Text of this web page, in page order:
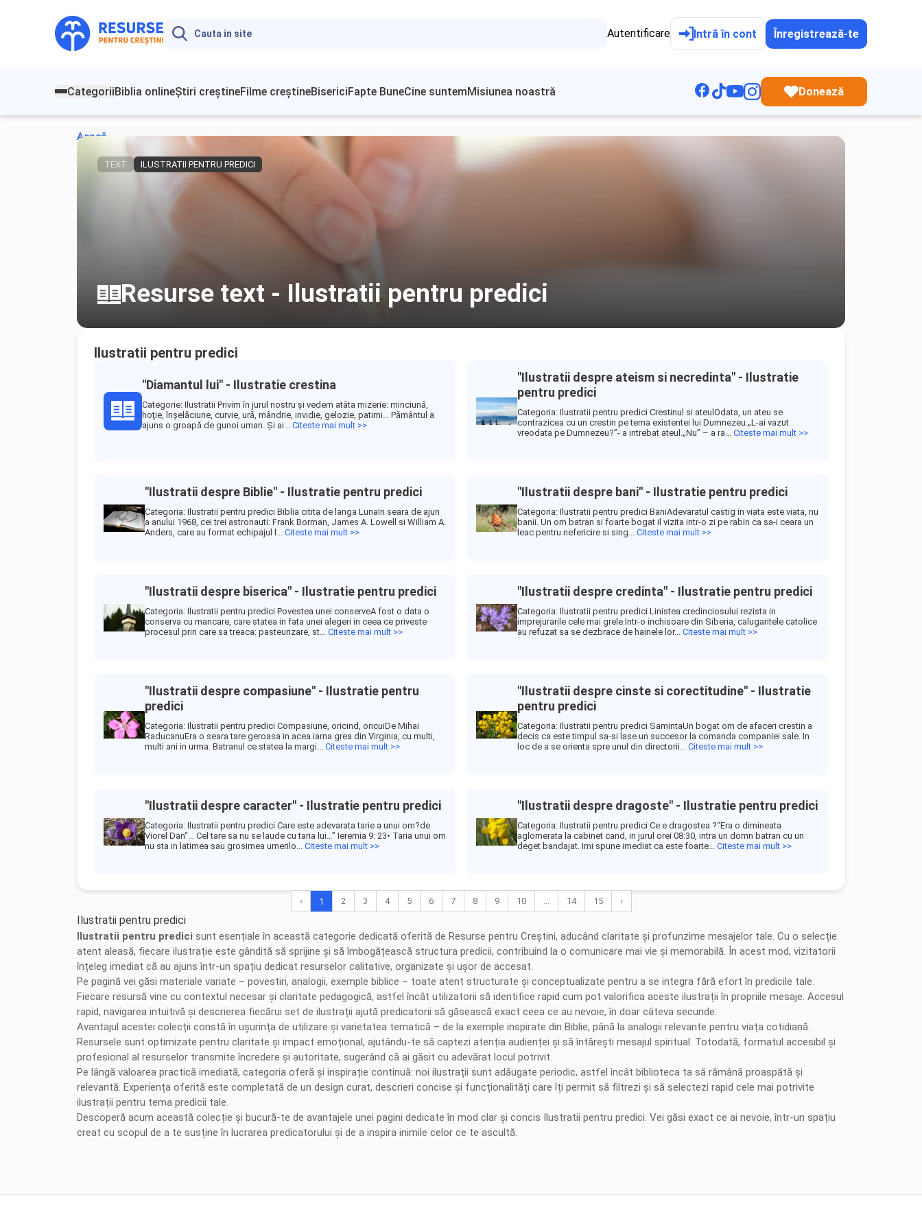
Autentificare Intră în cont Înregistrează-te
CategoriiBiblia onlineȘtiri creștineFilme creștineBisericiFapte BuneCine suntemMisiunea noastră Donează
Acasă
TEXT ILUSTRATII PENTRU PREDICI
Resurse text - Ilustratii pentru predici
Ilustratii pentru predici
"Diamantul lui" - Ilustratie crestina
Categorie: Ilustratii Privim în jurul nostru şi vedem atâta mizerie: minciună,
hoţie, înşelăciune, curvie, ură, mândrie, invidie, gelozie, patimi... Pământul a
ajuns o groapă de gunoi uman. Şi ai... Citeste mai mult >>
"Ilustratii despre ateism si necredinta" - Ilustratie
pentru predici
Categoria: Ilustratii pentru predici Crestinul si ateulOdata, un ateu se
contrazicea cu un crestin pe tema existentei lui Dumnezeu.„L-ai vazut
vreodata pe Dumnezeu?”- a intrebat ateul.„Nu” – a ra... Citeste mai mult >>
"Ilustratii despre Biblie" - Ilustratie pentru predici
Categoria: Ilustratii pentru predici Biblia citita de langa LunaIn seara de ajun
a anului 1968, cei trei astronauti: Frank Borman, James A. Lowell si William A.
Anders, care au format echipajul l... Citeste mai mult >>
"Ilustratii despre bani" - Ilustratie pentru predici
Categoria: Ilustratii pentru predici BaniAdevaratul castig in viata este viata, nu
banii. Un om batran si foarte bogat il vizita intr-o zi pe rabin ca sa-i ceara un
leac pentru nefericire si sing... Citeste mai mult >>
"Ilustratii despre biserica" - Ilustratie pentru predici
Categoria: Ilustratii pentru predici Povestea unei conserveA fost o data o
conserva cu mancare, care statea in fata unei alegeri in ceea ce priveste
procesul prin care sa treaca: pasteurizare, st... Citeste mai mult >>
"Ilustratii despre credinta" - Ilustratie pentru predici
Categoria: Ilustratii pentru predici Linistea credinciosului rezista in
imprejurarile cele mai grele.Intr-o inchisoare din Siberia, calugaritele catolice
au refuzat sa se dezbrace de hainele lor... Citeste mai mult >>
"Ilustratii despre compasiune" - Ilustratie pentru
predici
Categoria: Ilustratii pentru predici Compasiune, oricind, oricuiDe Mihai
RaducanuEra o seara tare geroasa in acea iarna grea din Virginia, cu multi,
multi ani in urma. Batranul ce statea la margi... Citeste mai mult >>
"Ilustratii despre cinste si corectitudine" - Ilustratie
pentru predici
Categoria: Ilustratii pentru predici SamintaUn bogat om de afaceri crestin a
decis ca este timpul sa-si lase un succesor la comanda companiei sale. In
loc de a se orienta spre unul din directorii... Citeste mai mult >>
"Ilustratii despre caracter" - Ilustratie pentru predici
Categoria: Ilustratii pentru predici Care este adevarata tarie a unui om?de
Viorel Dan“… Cel tare sa nu se laude cu taria lui…” Ieremia 9: 23• Taria unui om
nu sta in latimea sau grosimea umerilo... Citeste mai mult >>
"Ilustratii despre dragoste" - Ilustratie pentru predici
Categoria: Ilustratii pentru predici Ce e dragostea ?“Era o dimineata
aglomerata la cabinet cand, in jurul orei 08:30, intra un domn batran cu un
deget bandajat. Imi spune imediat ca este foarte... Citeste mai mult >>
‹ 1 2 3 4 5 6 7 8 9 10 ... 14 15 ›
Ilustratii pentru predici
Ilustratii pentru predici sunt esențiale în această categorie dedicată oferită de Resurse pentru Creștini, aducând claritate și profunzime mesajelor tale. Cu o selecție
atent aleasă, fiecare ilustrație este gândită să sprijine și să îmbogățească structura predicii, contribuind la o comunicare mai vie și memorabilă. În acest mod, vizitatorii
înțeleg imediat că au ajuns într-un spațiu dedicat resurselor calitative, organizate și ușor de accesat.
Pe pagină vei găsi materiale variate – povestiri, analogii, exemple biblice – toate atent structurate și conceptualizate pentru a se integra fără efort în predicile tale.
Fiecare resursă vine cu contextul necesar și claritate pedagogică, astfel încât utilizatorii să identifice rapid cum pot valorifica aceste ilustrații în propriile mesaje. Accesul
rapid, navigarea intuitivă și descrierea fiecărui set de ilustrații ajută predicatorii să găsească exact ceea ce au nevoie, în doar câteva secunde.
Avantajul acestei colecții constă în ușurința de utilizare și varietatea tematică – de la exemple inspirate din Biblie, până la analogii relevante pentru viața cotidiană.
Resursele sunt optimizate pentru claritate și impact emoțional, ajutându-te să captezi atenția audienței și să întărești mesajul spiritual. Totodată, formatul accesibil și
profesional al resurselor transmite încredere și autoritate, sugerând că ai găsit cu adevărat locul potrivit.
Pe lângă valoarea practică imediată, categoria oferă și inspirație continuă: noi ilustrații sunt adăugate periodic, astfel încât biblioteca ta să rămână proaspătă și
relevantă. Experiența oferită este completată de un design curat, descrieri concise și funcționalități care îți permit să filtrezi și să selectezi rapid cele mai potrivite
ilustrații pentru tema predicii tale.
Descoperă acum această colecție și bucură-te de avantajele unei pagini dedicate în mod clar și concis Ilustratii pentru predici. Vei găsi exact ce ai nevoie, într-un spațiu
creat cu scopul de a te susține în lucrarea predicatorului și de a inspira inimile celor ce te ascultă.